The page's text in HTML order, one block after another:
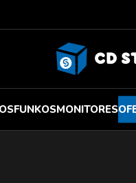
FUNKOSMONITORES